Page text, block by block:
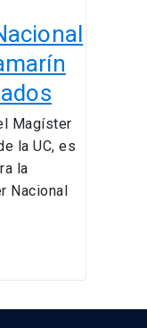
Magíster
la UC, es
la
Nacional